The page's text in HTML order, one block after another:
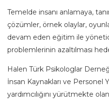
Temelde insanı anlamaya,
çözümler, örnek olaylar,
devam eden eğitim ile
problemlerinin azaltılması
Halen Türk Psikologlar
İnsan Kaynakları ve Personel
yardımcılığını yürütmekte